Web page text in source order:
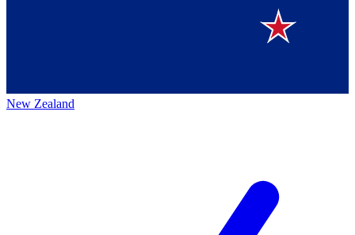
New Zealand